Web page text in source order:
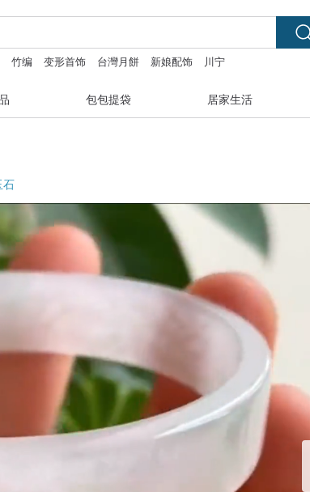
竹编 变形首饰 台灣月餅 新娘配饰
川宁
包包提袋 居家生活
石